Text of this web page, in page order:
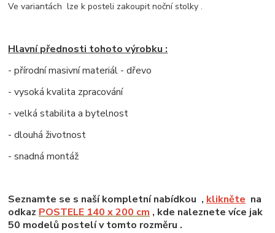
Ve variantách lze k posteli zakoupit noční stolky .
Hlavní přednosti tohoto výrobku :
- přírodní masivní materiál - dřevo
- vysoká kvalita zpracování
- velká stabilita a bytelnost
- dlouhá životnost
- snadná montáž
Seznamte se s naší kompletní nabídkou ,kliknětena
odkazPOSTELE 140 x 200 cm, kde naleznete více jak
50 modelů postelí v tomto rozměru .